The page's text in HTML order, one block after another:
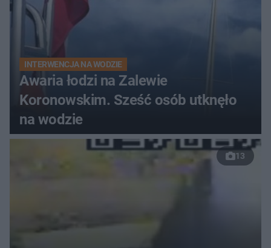
INTERWENCJA NA WODZIE
Awaria łodzi na Zalewie
Koronowskim. Sześć osób utknęło
na wodzie
13